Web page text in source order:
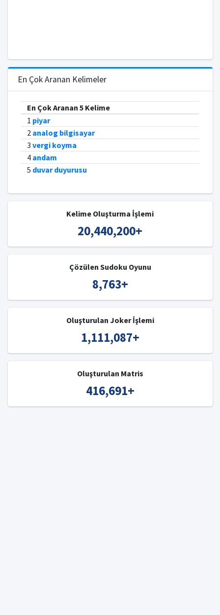
En Çok Aranan Kelimeler
En Çok Aranan 5 Kelime
1 piyar
2 analog bilgisayar
3 vergi koyma
4 andam
5 duvar duyurusu
Kelime Oluşturma İşlemi
20,440,200+
Çözülen Sudoku Oyunu
8,763+
Oluşturulan Joker İşlemi
1,111,087+
Oluşturulan Matris
416,691+